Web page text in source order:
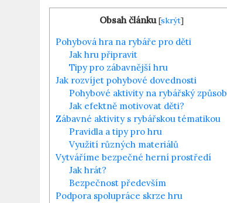
Obsah článku [skrýt]
Pohybová hra na rybáře pro děti
Jak hru připravit
Tipy pro zábavnější hru
Jak rozvíjet pohybové dovednosti
Pohybové aktivity na rybářský způsob
Jak efektně motivovat děti?
Zábavné aktivity s rybářskou tématikou
Pravidla a tipy pro hru
Využití různých materiálů
Vytváříme bezpečné herní prostředí
Jak hrát?
Bezpečnost především
Podpora spolupráce skrze hru